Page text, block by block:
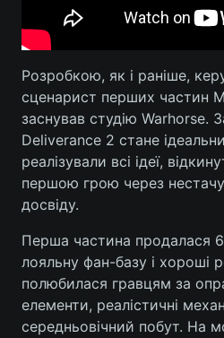
Розробкою, як і раніше,
сценарист перших частин
заснував студію Warhorse.
Deliverance 2 стане
реалізували всі ідеї,
першою грою через
досвіду.
Перша частина продалася 6
лояльну фан-базу і хороші
полюбилася гравцям за
елементи, реалістичні
середньовічний побут. На